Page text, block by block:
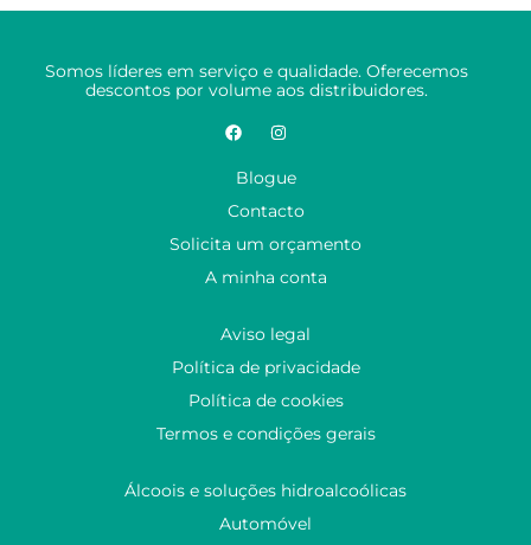
Somos líderes em serviço e qualidade. Oferecemos
descontos por volume aos distribuidores.
Blogue
Contacto
Solicita um orçamento
A minha conta
Aviso legal
Política de privacidade
Política de cookies
Termos e condições gerais
Álcoois e soluções hidroalcoólicas
Automóvel